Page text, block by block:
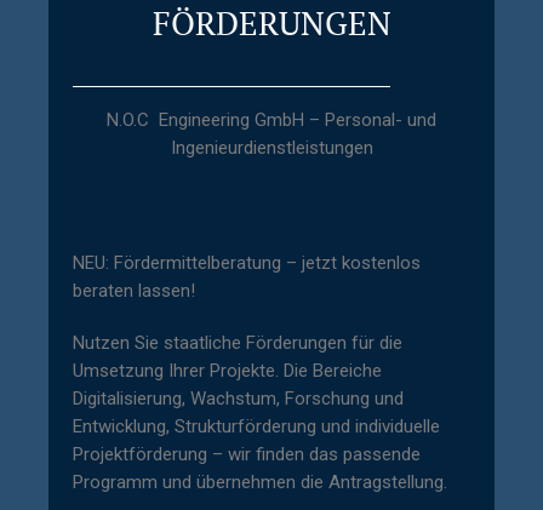
FÖRDERUNGEN
N.O.C Engineering GmbH – Personal- und
Ingenieurdienstleistungen
NEU: Fördermittelberatung – jetzt kostenlos
beraten lassen!
Nutzen Sie staatliche Förderungen für die
Umsetzung Ihrer Projekte. Die Bereiche
Digitalisierung, Wachstum, Forschung und
Entwicklung, Strukturförderung und individuelle
Projektförderung – wir finden das passende
Programm und übernehmen die Antragstellung.